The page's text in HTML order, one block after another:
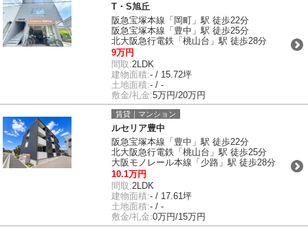
T・S旭丘
阪急宝塚本線「岡町」駅 徒歩22分
阪急宝塚本線「豊中」駅 徒歩25分
北大阪急行電鉄「桃山台」駅 徒歩28分
9万円
間取:2LDK
建物面積:- / 15.72坪
土地面積:- / -
敷金/礼金:5万円/20万円
賃貸｜マンション
ルセリア豊中
阪急宝塚本線「豊中」駅 徒歩22分
北大阪急行電鉄「桃山台」駅 徒歩25分
大阪モノレール本線「少路」駅 徒歩28分
10.1万円
間取:2LDK
建物面積:- / 17.61坪
土地面積:- / -
敷金/礼金:0万円/15万円